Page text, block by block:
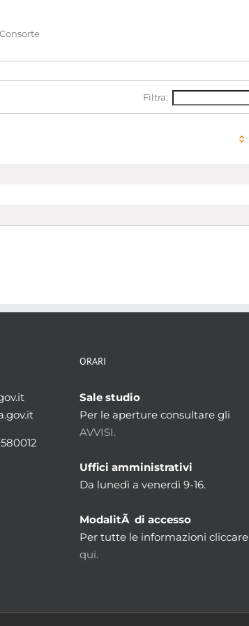
Filtra:
ORARI
Sale studio
Per le aperture consultare gli
AVVISI.
Uffici amministrativi
Da lunedì a venerdì 9-16.
ModalitÃ di accesso
Per tutte le informazioni cliccare
qui.